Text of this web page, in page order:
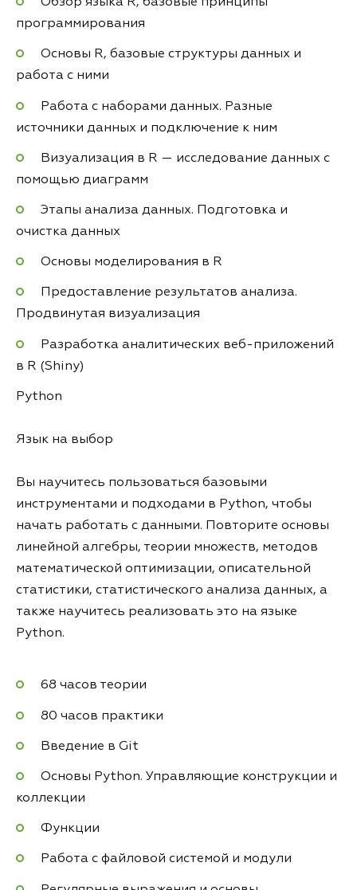
Обзор языка R, базовые принципы
программирования
Основы R, базовые структуры данных и
работа с ними
Работа с наборами данных. Разные
источники данных и подключение к ним
Визуализация в R — исследование данных с
помощью диаграмм
Этапы анализа данных. Подготовка и
очистка данных
Основы моделирования в R
Предоставление результатов анализа.
Продвинутая визуализация
Разработка аналитических веб-приложений
в R (Shiny)
Python
Язык на выбор
Вы научитесь пользоваться базовыми
инструментами и подходами в Python, чтобы
начать работать с данными. Повторите основы
линейной алгебры, теории множеств, методов
математической оптимизации, описательной
статистики, статистического анализа данных, а
также научитесь реализовать это на языке
Python.
68 часов теории
80 часов практики
Введение в Git
Основы Python. Управляющие конструкции и
коллекции
Функции
Работа с файловой системой и модули